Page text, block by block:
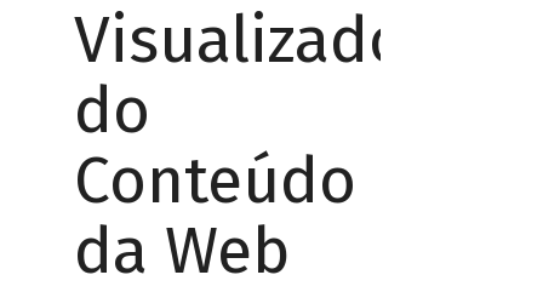
Visualizador
do
Conteúdo
da Web